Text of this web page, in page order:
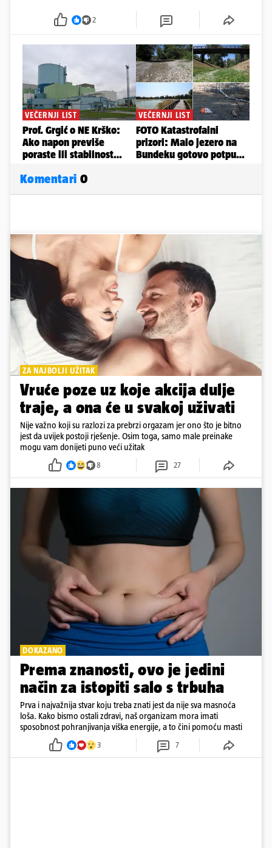
2
Komentari 0
ZA NAJBOLJI UŽITAK
Vruće poze uz koje akcija dulje
traje, a ona će u svakoj uživati
Nije važno koji su razlozi za prebrzi orgazam jer ono što je bitno
jest da uvijek postoji rješenje. Osim toga, samo male preinake
mogu vam donijeti puno veći užitak
8 27
DOKAZANO
Prema znanosti, ovo je jedini
način za istopiti salo s trbuha
Prva i najvažnija stvar koju treba znati jest da nije sva masnoća
loša. Kako bismo ostali zdravi, naš organizam mora imati
sposobnost pohranjivanja viška energije, a to čini pomoću masti
3 7